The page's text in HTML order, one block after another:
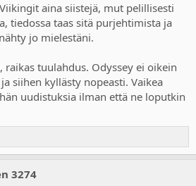
aina siistejä, mut pelillisesti
tiedossa taas sitä purjehtimista ja
jo mielestäni.
tuulahdus. Odyssey ei oikein
siihen kyllästy nopeasti. Vaikea
uudistuksia ilman että ne loputkin
3274